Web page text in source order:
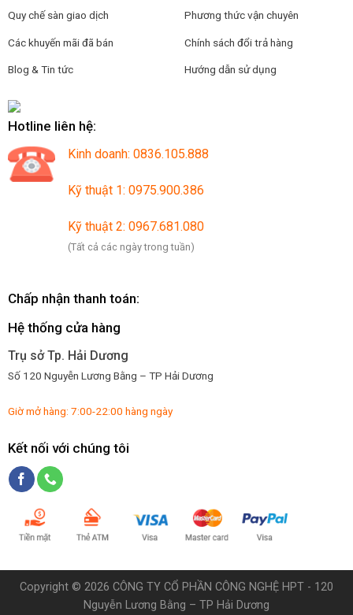
Quy chế sàn giao dịch
Các khuyến mãi đã bán
Blog & Tin tức
Phương thức vận chuyên
Chính sách đổi trả hàng
Hướng dẫn sử dụng
Hotline liên hệ:
Kinh doanh: 0836.105.888
Kỹ thuật 1: 0975.900.386
Kỹ thuật 2: 0967.681.080
(Tất cả các ngày trong tuần)
Chấp nhận thanh toán:
Hệ thống cửa hàng
Trụ sở Tp. Hải Dương
Số 120 Nguyễn Lương Bằng – TP Hải Dương
Giờ mở hàng: 7:00-22:00 hàng ngày
Kết nối với chúng tôi
Copyright © 2026 CÔNG TY CỔ PHẦN CÔNG NGHỆ HPT - 120
Nguyễn Lương Bằng – TP Hải Dương